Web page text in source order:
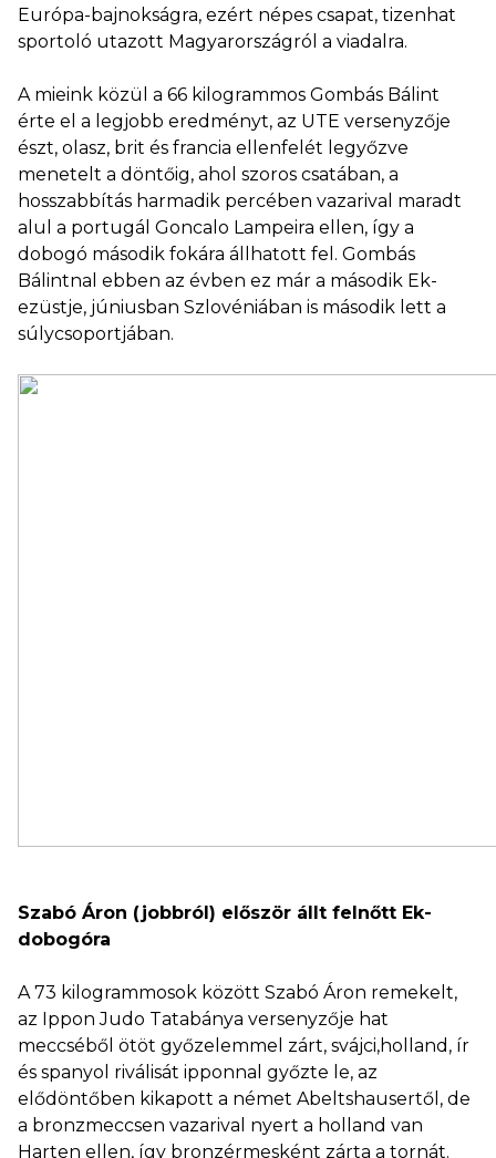
Európa-bajnokságra, ezért népes csapat, tizenhat
sportoló utazott Magyarországról a viadalra.
A mieink közül a 66 kilogrammos Gombás Bálint
érte el a legjobb eredményt, az UTE versenyzője
észt, olasz, brit és francia ellenfelét legyőzve
menetelt a döntőig, ahol szoros csatában, a
hosszabbítás harmadik percében vazarival maradt
alul a portugál Goncalo Lampeira ellen, így a
dobogó második fokára állhatott fel. Gombás
Bálintnal ebben az évben ez már a második Ek-
ezüstje, júniusban Szlovéniában is második lett a
súlycsoportjában.
Szabó Áron (jobbról) először állt felnőtt Ek-
dobogóra
A 73 kilogrammosok között Szabó Áron remekelt,
az Ippon Judo Tatabánya versenyzője hat
meccséből ötöt győzelemmel zárt, svájci,holland, ír
és spanyol riválisát ipponnal győzte le, az
elődöntőben kikapott a német Abeltshausertől, de
a bronzmeccsen vazarival nyert a holland van
Harten ellen, így bronzérmesként zárta a tornát.